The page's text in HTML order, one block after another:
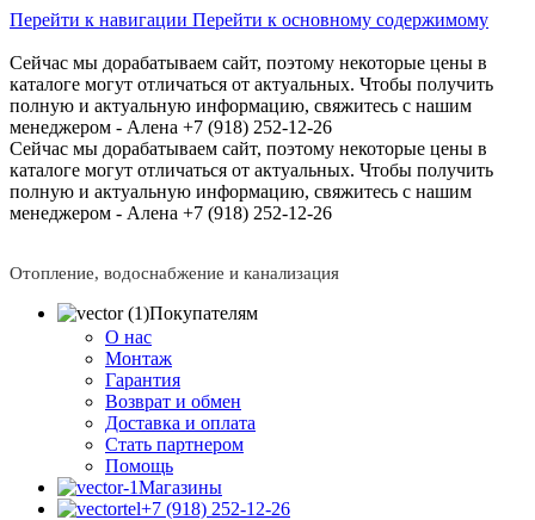
Перейти к навигации Перейти к основному содержимому
Сейчас мы дорабатываем сайт, поэтому некоторые цены в
каталоге могут отличаться от актуальных. Чтобы получить
полную и актуальную информацию, свяжитесь с нашим
менеджером - Алена +7 (918) 252-12-26
Сейчас мы дорабатываем сайт, поэтому некоторые цены в
каталоге могут отличаться от актуальных. Чтобы получить
полную и актуальную информацию, свяжитесь с нашим
менеджером - Алена +7 (918) 252-12-26
Отопление, водоснабжение и канализация
Покупателям
О нас
Монтаж
Гарантия
Возврат и обмен
Доставка и оплата
Стать партнером
Помощь
Магазины
+7 (918) 252-12-26